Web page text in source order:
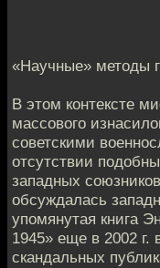
«Научные» методы
В этом контексте
массового
советскими
отсутствии
западных
обсуждалась
упомянутая книга
1945» еще в 2002
скандальных